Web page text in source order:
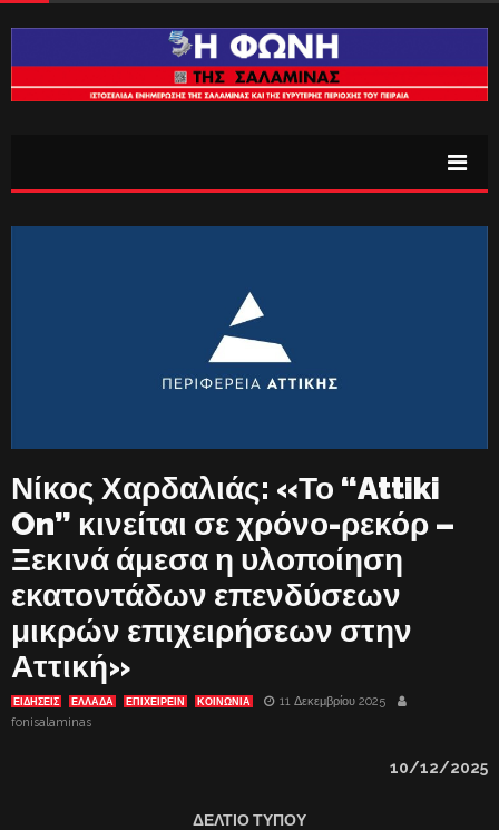
Νίκος Χαρδαλιάς: «Το “Attiki
On” κινείται σε χρόνο-ρεκόρ –
Ξεκινά άμεσα η υλοποίηση
εκατοντάδων επενδύσεων
μικρών επιχειρήσεων στην
Αττική»
ΕΙΔΗΣΕΙΣ ΕΛΛΑΔΑ ΕΠΙΧΕΙΡΕΙΝ ΚΟΙΝΩΝΙΑ
11 Δεκεμβρίου 2025
fonisalaminas
10/12/2025
ΔΕΛΤΙΟ ΤΥΠΟΥ